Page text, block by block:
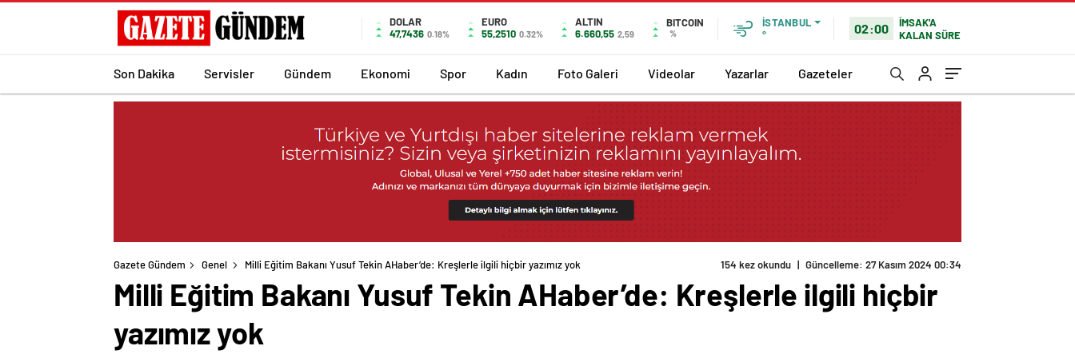
DOLAR
47,7436 0.18%
EURO
55,2510 0.32%
ALTIN
6.660,55 2,59
BITCOIN
%
İSTANBUL
°
02:00
İMSAK'A
KALAN SÜRE
Son Dakika Servisler Gündem Ekonomi Spor Kadın Foto Galeri Videolar Yazarlar Gazeteler
Gazete Gündem Genel Milli Eğitim Bakanı Yusuf Tekin AHaber’de: Kreşlerle ilgili hiçbir yazımız yok 154 kez okundu | Güncelleme: 27 Kasım 2024 00:34
Milli Eğitim Bakanı Yusuf Tekin AHaber’de: Kreşlerle ilgili hiçbir
yazımız yok